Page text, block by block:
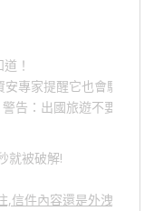
！
專家提醒它也會駭人成
警告：出國旅遊不要做的
就被破解!
信件內容還是外洩？」,